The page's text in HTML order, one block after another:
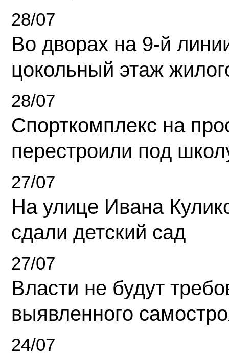
28/07
Во дворах на 9-й
цокольный этаж
28/07
Спорткомплекс на
перестроили под
27/07
На улице Ивана
сдали детский сад
27/07
Власти не будут
выявленного
24/07